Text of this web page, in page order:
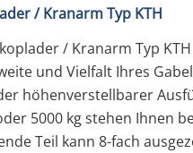
/ Kranarm Typ KTH
/ Kranarm Typ
und Vielfalt Ihres
höhenverstellbarer
5000 kg stehen Ihnen
Teil kann 8-fach